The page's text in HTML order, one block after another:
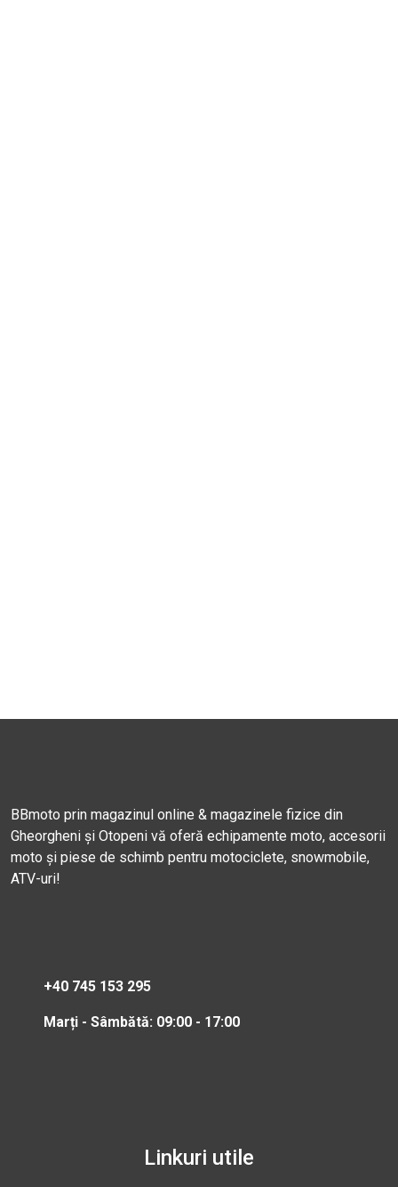
BBmoto prin magazinul online & magazinele fizice din
Gheorgheni și Otopeni vă oferă echipamente moto, accesorii
moto și piese de schimb pentru motociclete, snowmobile,
ATV-uri!
+40 745 153 295
Marți - Sâmbătă: 09:00 - 17:00
Linkuri utile